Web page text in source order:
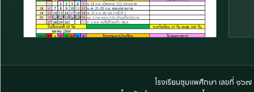
โรงเรียนชุมแพศึกษา เลขที่ ๑